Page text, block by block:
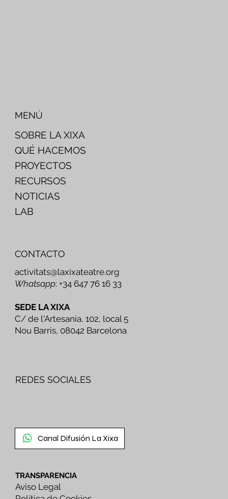
SOBRE LA XIXA
QUÉ HACEMOS
PROYECTOS
RECURSOS
NOTICIAS
LAB
MENÚ
CONTACTO
activitats@laxixateatre.org
Whatsapp: +34 647 76 16 33
SEDE LA XIXA
C/ de l'Artesania, 102, local 5
Nou Barris, 08042 Barcelona
REDES SOCIALES
Canal Difusión La Xixa
TRANSPARENCIA
Aviso Legal